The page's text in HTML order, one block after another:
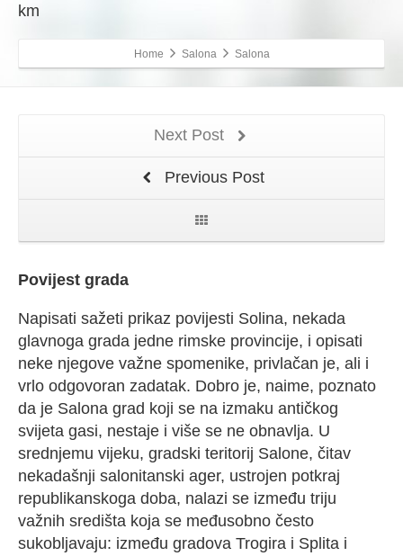
km
Home Salona Salona
Next Post
Previous Post
Povijest grada
Napisati sažeti prikaz povijesti Solina, nekada
glavnoga grada jedne rimske provincije, i opisati
neke njegove važne spomenike, privlačan je, ali i
vrlo odgovoran zadatak. Dobro je, naime, poznato
da je Salona grad koji se na izmaku antičkog
svijeta gasi, nestaje i više se ne obnavlja. U
srednjemu vijeku, gradski teritorij Salone, čitav
nekadašnji salonitanski ager, ustrojen potkraj
republikanskoga doba, nalazi se između triju
važnih središta koja se međusobno često
sukobljavaju: između gradova Trogira i Splita i